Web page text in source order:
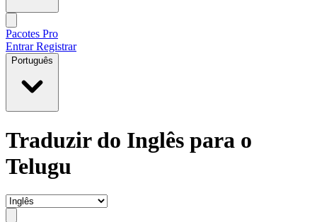
Pacotes Pro
EntrarRegistrar
Português
Traduzir do Inglês para o
Telugu